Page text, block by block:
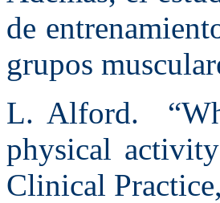
de
grupos
L. Alford.
physical
Clinical